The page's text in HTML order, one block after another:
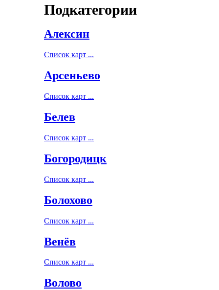
Подкатегории
Алексин
Список карт ...
Арсеньево
Список карт ...
Белев
Список карт ...
Богородицк
Список карт ...
Болохово
Список карт ...
Венёв
Список карт ...
Волово